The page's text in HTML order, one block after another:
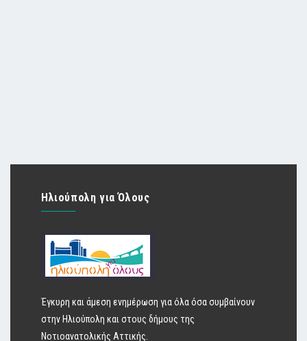
Ηλιούπολη για Όλους
Έγκυρη και άμεση ενημέρωση για όλα όσα συμβαίνουν
στην Ηλιούπολη και στους δήμους της
Νοτιοανατολικής Αττικής.